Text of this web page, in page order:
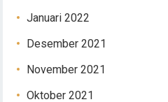
Januari 2022
Desember 2021
November 2021
Oktober 2021